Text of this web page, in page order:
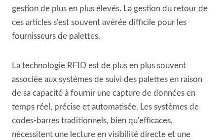
gestion de plus en plus élevés. La gestion du retour de
ces articles s'est souvent avérée difficile pour les
fournisseurs de palettes.
La technologie RFID est de plus en plus souvent
associée aux systèmes de suivi des palettes en raison
de sa capacité à fournir une capture de données en
temps réel, précise et automatisée. Les systèmes de
codes-barres traditionnels, bien qu'efficaces,
nécessitent une lecture en visibilité directe et une